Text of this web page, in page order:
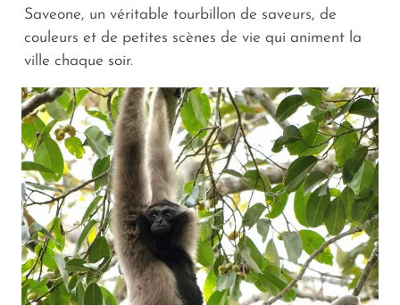
Saveone, un véritable tourbillon de saveurs, de
couleurs et de petites scènes de vie qui animent la
ville chaque soir.